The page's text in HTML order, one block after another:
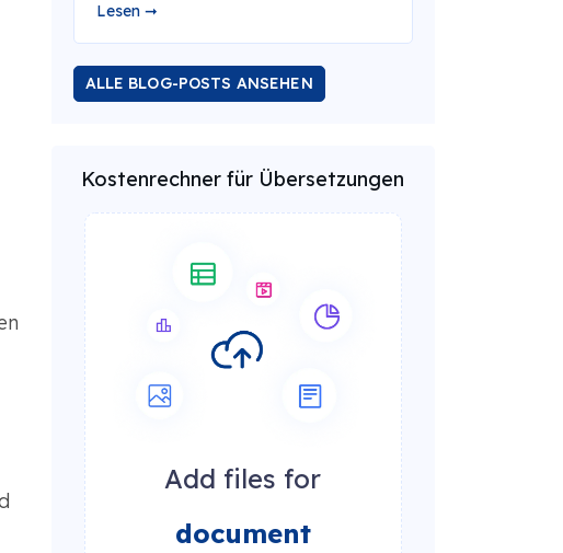
Lesen ➞
ALLE BLOG-POSTS ANSEHEN
Kostenrechner für Übersetzungen
Add files for
document